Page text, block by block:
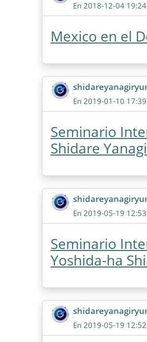
En 2018-12-04
Mexico en el
En 2019-01-10
Seminario
Shidare
En 2019-05-19
Seminario
Yoshida-ha
En 2019-05-19